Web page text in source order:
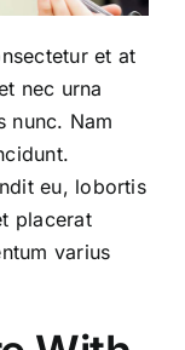
et at
nec urna
nunc. Nam
eu, lobortis
placerat
varius